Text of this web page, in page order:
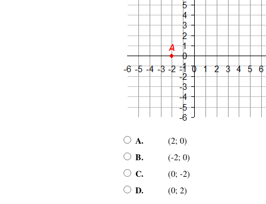
A. (2; 0)
B. (-2; 0)
C. (0; -2)
D. (0; 2)